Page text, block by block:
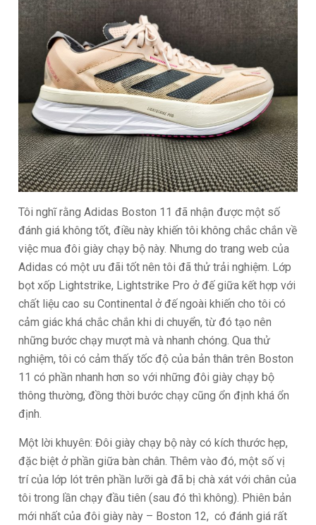
Tôi nghĩ rằng Adidas Boston 11 đã nhận được một số
đánh giá không tốt, điều này khiến tôi không chắc chắn về
việc mua đôi giày chạy bộ này. Nhưng do trang web của
Adidas có một ưu đãi tốt nên tôi đã thử trải nghiệm. Lớp
bọt xốp Lightstrike, Lightstrike Pro ở đế giữa kết hợp với
chất liệu cao su Continental ở đế ngoài khiến cho tôi có
cảm giác khá chắc chắn khi di chuyển, từ đó tạo nên
những bước chạy mượt mà và nhanh chóng. Qua thử
nghiệm, tôi có cảm thấy tốc độ của bản thân trên Boston
11 có phần nhanh hơn so với những đôi giày chạy bộ
thông thường, đồng thời bước chạy cũng ổn định khá ổn
định.
Một lời khuyên: Đôi giày chạy bộ này có kích thước hẹp,
đặc biệt ở phần giữa bàn chân. Thêm vào đó, một số vị
trí của lớp lót trên phần lưỡi gà đã bị chà xát với chân của
tôi trong lần chạy đầu tiên (sau đó thì không). Phiên bản
mới nhất của đôi giày này – Boston 12, có đánh giá rất